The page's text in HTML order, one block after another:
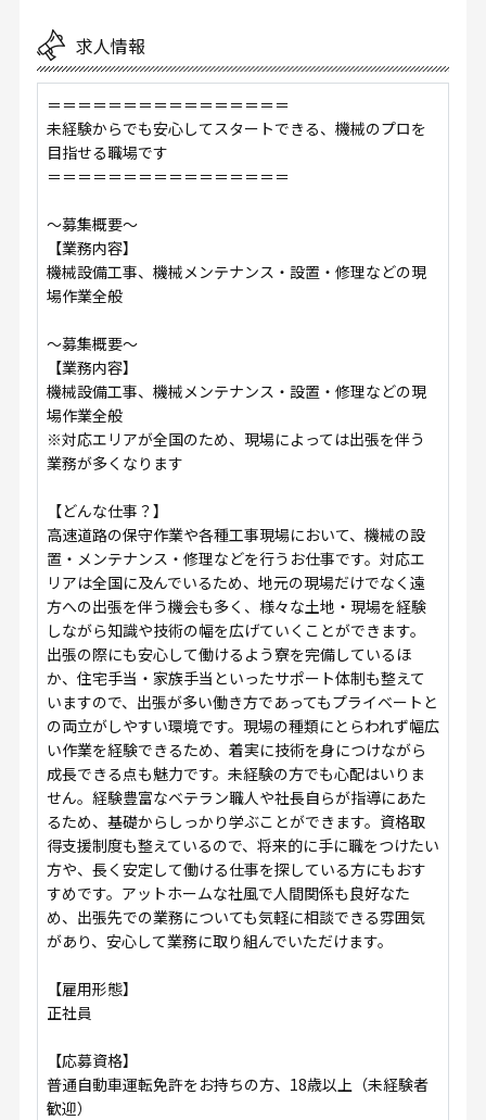
求人情報
＝＝＝＝＝＝＝＝＝＝＝＝＝＝＝＝
未経験からでも安心してスタートできる、機械のプロを
目指せる職場です
＝＝＝＝＝＝＝＝＝＝＝＝＝＝＝＝
～募集概要～
【業務内容】
機械設備工事、機械メンテナンス・設置・修理などの現
場作業全般
～募集概要～
【業務内容】
機械設備工事、機械メンテナンス・設置・修理などの現
場作業全般
※対応エリアが全国のため、現場によっては出張を伴う
業務が多くなります
【どんな仕事？】
高速道路の保守作業や各種工事現場において、機械の設
置・メンテナンス・修理などを行うお仕事です。対応エ
リアは全国に及んでいるため、地元の現場だけでなく遠
方への出張を伴う機会も多く、様々な土地・現場を経験
しながら知識や技術の幅を広げていくことができます。
出張の際にも安心して働けるよう寮を完備しているほ
か、住宅手当・家族手当といったサポート体制も整えて
いますので、出張が多い働き方であってもプライベートと
の両立がしやすい環境です。現場の種類にとらわれず幅広
い作業を経験できるため、着実に技術を身につけながら
成長できる点も魅力です。未経験の方でも心配はいりま
せん。経験豊富なベテラン職人や社長自らが指導にあた
るため、基礎からしっかり学ぶことができます。資格取
得支援制度も整えているので、将来的に手に職をつけたい
方や、長く安定して働ける仕事を探している方にもおす
すめです。アットホームな社風で人間関係も良好なた
め、出張先での業務についても気軽に相談できる雰囲気
があり、安心して業務に取り組んでいただけます。
【雇用形態】
正社員
【応募資格】
普通自動車運転免許をお持ちの方、18歳以上（未経験者
歓迎）